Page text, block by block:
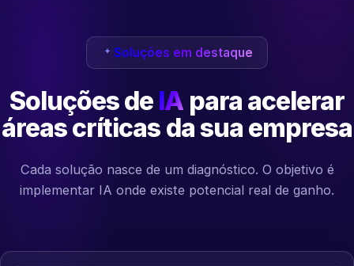
Soluções em destaque
Soluções de IA para acelerar
áreas críticas da sua empresa
Cada solução nasce de um diagnóstico. O objetivo é
implementar IA onde existe potencial real de ganho.